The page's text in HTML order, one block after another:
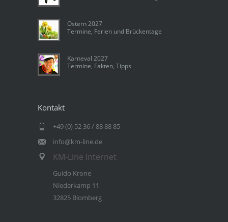
Ostern 2027
Termine, Ferien und Brückentage
Karneval 2027
Termine, Fakten, Tipps
Kontakt
+49 (0) 52 36 / 88 88 85
info@km-line.de
KM-Line Internet
Guido Krone
Niederkamp 11
32825 Blomberg